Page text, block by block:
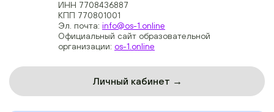
ИНН 7708436887
КПП 770801001
Эл. почта: info@os-1.online
Официальный сайт образовательной
организации: os-1.online
Личный кабинет →